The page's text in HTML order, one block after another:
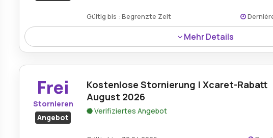
Gültig bis : Begrenzte Zeit
Mehr Details
Mindestkaufbetrag: Kein Mindestwert erforderlich
Berechtigung:Für alle Kunden
Frei
Stornieren
Angebot
Kostenlose Stornierung | Xcaret-Rabatt
August 2026
Verifiziertes Angebot